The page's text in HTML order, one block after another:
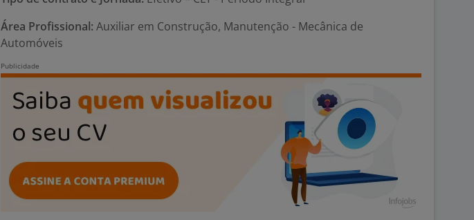
Área Profissional: Auxiliar em Construção, Manutenção - Mecânica de
Automóveis